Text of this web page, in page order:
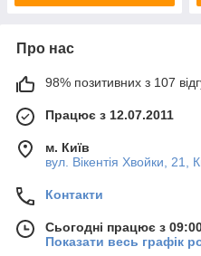
Про нас
98% позитивних з 107
Працює з 12.07.2011
м. Київ
вул. Вікентія Хвойки, 21,
Контакти
Сьогодні працює з
Показати весь графік